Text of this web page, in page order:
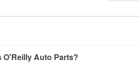
Auto Parts?